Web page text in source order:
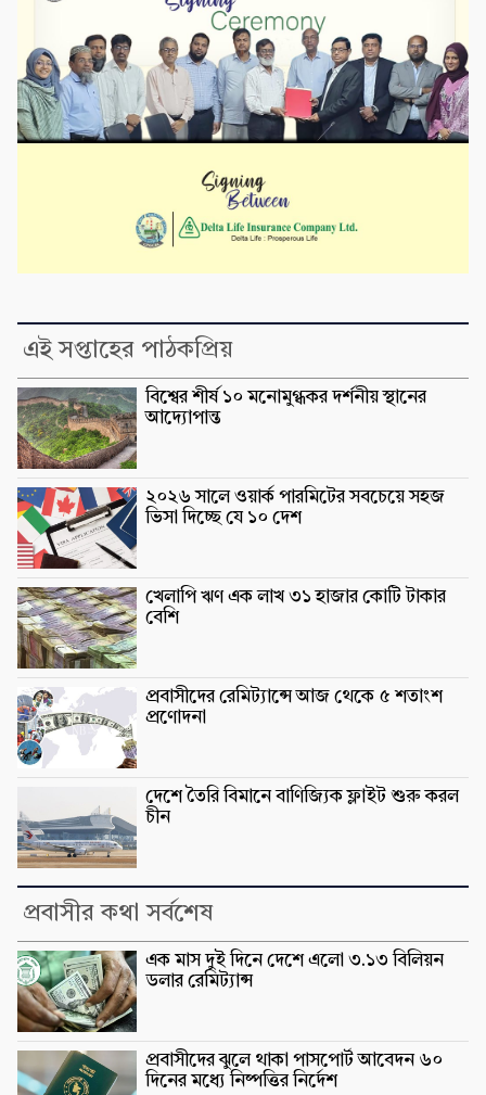
এই সপ্তাহের পাঠকপ্রিয়
বিশ্বের শীর্ষ ১০ মনোমুগ্ধকর দর্শনীয় স্থানের
আদ্যোপান্ত
২০২৬ সালে ওয়ার্ক পারমিটের সবচেয়ে সহজ
ভিসা দিচ্ছে যে ১০ দেশ
খেলাপি ঋণ এক লাখ ৩১ হাজার কোটি টাকার
বেশি
প্রবাসীদের রেমিট্যান্সে আজ থেকে ৫ শতাংশ
প্রণোদনা
দেশে তৈরি বিমানে বাণিজ্যিক ফ্লাইট শুরু করল
চীন
প্রবাসীর কথা সর্বশেষ
এক মাস দুই দিনে দেশে এলো ৩.১৩ বিলিয়ন
ডলার রেমিট্যান্স
প্রবাসীদের ঝুলে থাকা পাসপোর্ট আবেদন ৬০
দিনের মধ্যে নিষ্পত্তির নির্দেশ